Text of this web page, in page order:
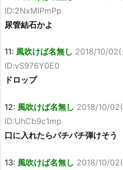
ID:2NxMIPmPp
尿管結石かよ
11: 風吹けば名無し 2018/10/
ID:vS976Y0E0
ドロップ
12: 風吹けば名無し 2018/10/
ID:UhCb9c1mp
口に入れたらパチパチ弾けそう
13: 風吹けば名無し 2018/10/